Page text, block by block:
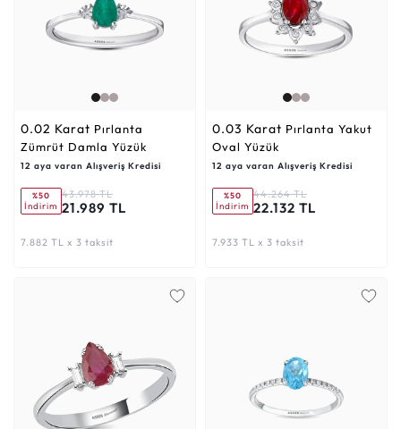
0.02 Karat
Zümrüt Damla Yüzük
12 aya varan Alışveriş Kredisi
%50
İndirim
43.978 TL
21.989 TL
7.882 TL x 3 taksit
0.03 Karat
Oval Yüzük
12 aya varan Alışveriş Kredisi
%50
İndirim
44.264 TL
22.132 TL
7.933 TL x 3 taksit